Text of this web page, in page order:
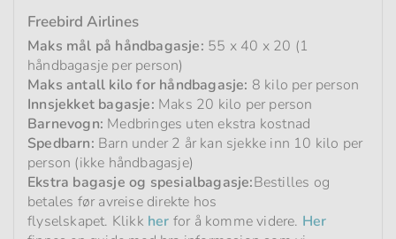
Freebird Airlines
Maks mål på håndbagasje: 55 x 40 x 20 (1
håndbagasje per person)
Maks antall kilo for håndbagasje: 8 kilo per person
Innsjekket bagasje: Maks 20 kilo per person
Barnevogn: Medbringes uten ekstra kostnad
Spedbarn: Barn under 2 år kan sjekke inn 10 kilo per
person (ikke håndbagasje)
Ekstra bagasje og spesialbagasje:Bestilles og
betales før avreise direkte hos
flyselskapet. Klikk her for å komme videre. Her